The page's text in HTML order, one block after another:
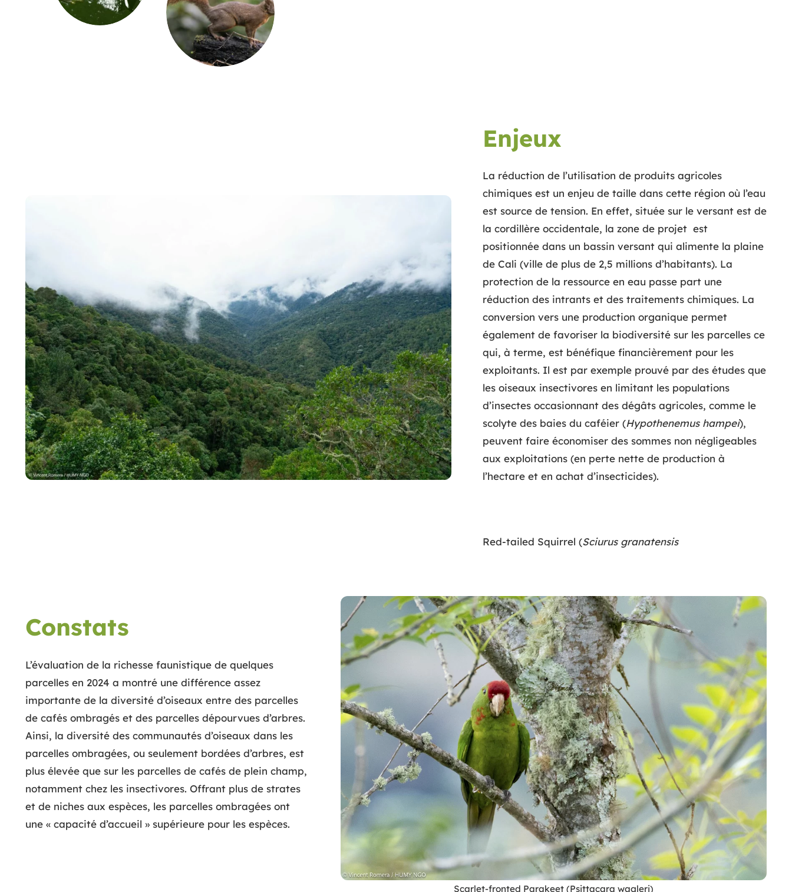
Enjeux
La réduction de l’utilisation de produits agricoles
chimiques est un enjeu de taille dans cette région où l’eau
est source de tension. En effet, située sur le versant est de
la cordillère occidentale, la zone de projet est
positionnée dans un bassin versant qui alimente la plaine
de Cali (ville de plus de 2,5 millions d’habitants). La
protection de la ressource en eau passe part une
réduction des intrants et des traitements chimiques. La
conversion vers une production organique permet
également de favoriser la biodiversité sur les parcelles ce
qui, à terme, est bénéfique financièrement pour les
exploitants. Il est par exemple prouvé par des études que
les oiseaux insectivores en limitant les populations
d’insectes occasionnant des dégâts agricoles, comme le
scolyte des baies du caféier (Hypothenemus hampei),
peuvent faire économiser des sommes non négligeables
aux exploitations (en perte nette de production à
l’hectare et en achat d’insecticides).
Red-tailed Squirrel (Sciurus granatensis
Constats
L’évaluation de la richesse faunistique de quelques
parcelles en 2024 a montré une différence assez
importante de la diversité d’oiseaux entre des parcelles
de cafés ombragés et des parcelles dépourvues d’arbres.
Ainsi, la diversité des communautés d’oiseaux dans les
parcelles ombragées, ou seulement bordées d’arbres, est
plus élevée que sur les parcelles de cafés de plein champ,
notamment chez les insectivores. Offrant plus de strates
et de niches aux espèces, les parcelles ombragées ont
une « capacité d’accueil » supérieure pour les espèces.
Scarlet-fronted Parakeet (Psittacara wagleri)